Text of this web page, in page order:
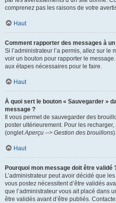
comprenez pas les raisons de votre
Haut
Comment rapporter des messages à
Si l’administrateur l’a permis, allez sur le
voir un bouton pour rapporter le
aux étapes nécessaires pour le faire.
Haut
À quoi sert le bouton « Sauvegarder »
message ?
Il vous permet de sauvegarder des
poster ultérieurement. Pour les
(ongletAperçu --> Gestion des brouillons).
Haut
Pourquoi mon message doit être validé
L’administrateur peut avoir décidé que
vous postez nécessitent d’être validés
que l’administrateur vous ait placé dans
être validés avant d’être publiés.